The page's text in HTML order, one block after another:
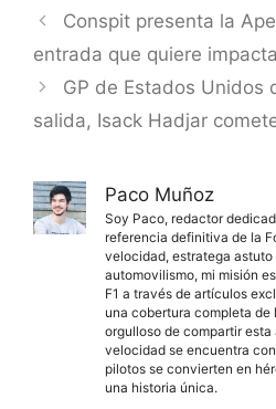
Conspit presenta la
entrada que quiere
GP de Estados Unidos
salida, Isack Hadjar
Paco Muñoz
Soy Paco, redactor
referencia definitiva de la
velocidad, estratega astuto
automovilismo, mi misión
F1 a través de artículos
una cobertura completa de
orgulloso de compartir
velocidad se encuentra
pilotos se convierten en
una historia única.